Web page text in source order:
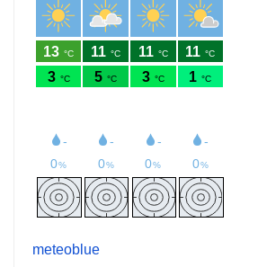
meteoblue